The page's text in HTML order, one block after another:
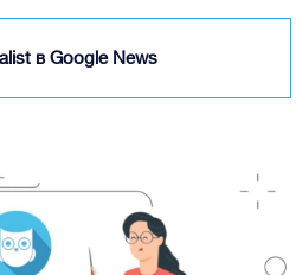
в Google News